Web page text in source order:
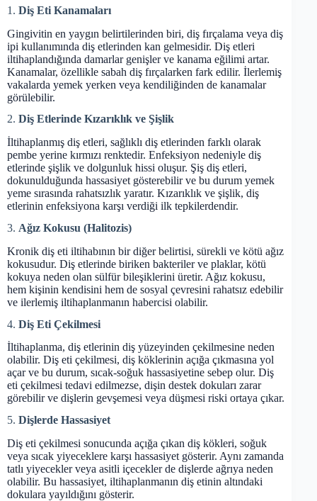
1. Diş Eti Kanamaları
Gingivitin en yaygın belirtilerinden biri, diş fırçalama veya diş
ipi kullanımında diş etlerinden kan gelmesidir. Diş etleri
iltihaplandığında damarlar genişler ve kanama eğilimi artar.
Kanamalar, özellikle sabah diş fırçalarken fark edilir. İlerlemiş
vakalarda yemek yerken veya kendiliğinden de kanamalar
görülebilir.
2. Diş Etlerinde Kızarıklık ve Şişlik
İltihaplanmış diş etleri, sağlıklı diş etlerinden farklı olarak
pembe yerine kırmızı renktedir. Enfeksiyon nedeniyle diş
etlerinde şişlik ve dolgunluk hissi oluşur. Şiş diş etleri,
dokunulduğunda hassasiyet gösterebilir ve bu durum yemek
yeme sırasında rahatsızlık yaratır. Kızarıklık ve şişlik, diş
etlerinin enfeksiyona karşı verdiği ilk tepkilerdendir.
3. Ağız Kokusu (Halitozis)
Kronik diş eti iltihabının bir diğer belirtisi, sürekli ve kötü ağız
kokusudur. Diş etlerinde biriken bakteriler ve plaklar, kötü
kokuya neden olan sülfür bileşiklerini üretir. Ağız kokusu,
hem kişinin kendisini hem de sosyal çevresini rahatsız edebilir
ve ilerlemiş iltihaplanmanın habercisi olabilir.
4. Diş Eti Çekilmesi
İltihaplanma, diş etlerinin diş yüzeyinden çekilmesine neden
olabilir. Diş eti çekilmesi, diş köklerinin açığa çıkmasına yol
açar ve bu durum, sıcak-soğuk hassasiyetine sebep olur. Diş
eti çekilmesi tedavi edilmezse, dişin destek dokuları zarar
görebilir ve dişlerin gevşemesi veya düşmesi riski ortaya çıkar.
5. Dişlerde Hassasiyet
Diş eti çekilmesi sonucunda açığa çıkan diş kökleri, soğuk
veya sıcak yiyeceklere karşı hassasiyet gösterir. Aynı zamanda
tatlı yiyecekler veya asitli içecekler de dişlerde ağrıya neden
olabilir. Bu hassasiyet, iltihaplanmanın diş etinin altındaki
dokulara yayıldığını gösterir.